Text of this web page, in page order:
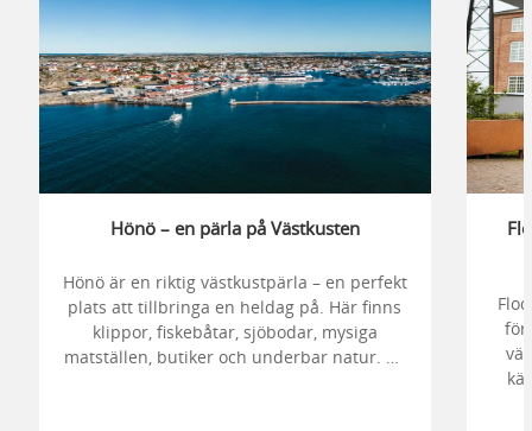
Hönö – en pärla på Västkusten
Hönö är en riktig västkustpärla – en perfekt
plats att tillbringa en heldag på. Här finns
klippor, fiskebåtar, sjöbodar, mysiga
matställen, butiker och underbar natur. En
för